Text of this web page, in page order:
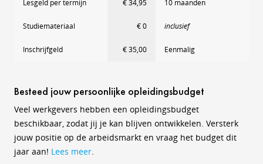
Lesgeld per termijn € 34,95 10 maanden
Studiemateriaal € 0 inclusief
Inschrijfgeld € 35,00 Eenmalig
Besteed jouw persoonlijke opleidingsbudget
Veel werkgevers hebben een opleidingsbudget
beschikbaar, zodat jij je kan blijven ontwikkelen. Versterk
jouw positie op de arbeidsmarkt en vraag het budget dit
jaar aan! Lees meer.